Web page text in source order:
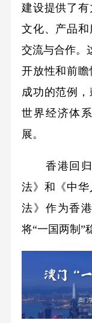
建设提供了
文化、产品
交流与合作。
开放性和前
成功的范例
世界经济体
展。
香港回归
法》和《中
法》作为香
将“一国两制”